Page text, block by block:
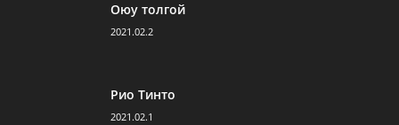
Оюу толгой
2021.02.2
Рио Тинто
2021.02.1